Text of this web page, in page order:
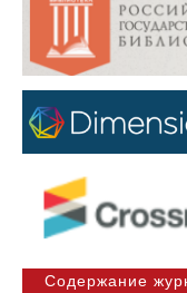
Содержание